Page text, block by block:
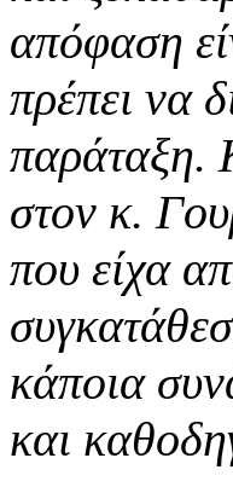
απόφαση
πρέπει να
παράταξη.
στον κ.
που είχα
κάποια
και